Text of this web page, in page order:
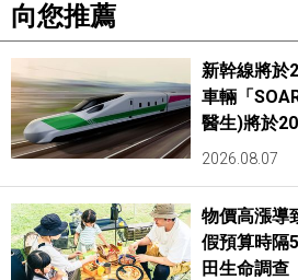
向您推薦
新幹線將於
車輛「
醫生)將於
2026.08.07
物價高漲導
假預算時隔
田生命調查